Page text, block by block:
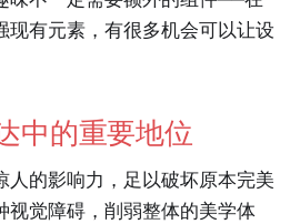
现有元素，有很多机会可以让设
中的重要地位
人的影响力，足以破坏原本完美
视觉障碍，削弱整体的美学体